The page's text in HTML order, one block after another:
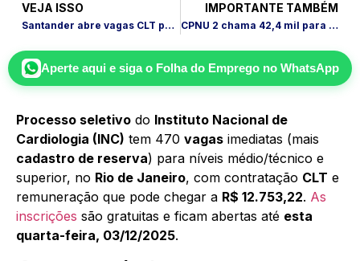
VEJA ISSO
Santander abre vagas CLT para assessores AAA em 18 cidades de SP
IMPORTANTE TAMBÉM
CPNU 2 chama 42,4 mil para discursiva em 7/12; veja horários
Aperte aqui e siga o Folha do Empregono WhatsApp
Processo seletivo do Instituto Nacional de
Cardiologia (INC) tem 470 vagas imediatas (mais
cadastro de reserva) para níveis médio/técnico e
superior, no Rio de Janeiro, com contratação CLT e
remuneração que pode chegar a R$ 12.753,22. As
inscrições são gratuitas e ficam abertas até esta
quarta-feira, 03/12/2025.